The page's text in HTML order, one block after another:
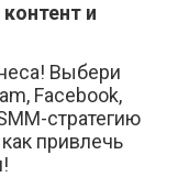
и
Выбери
Facebook,
стратегию
привлечь